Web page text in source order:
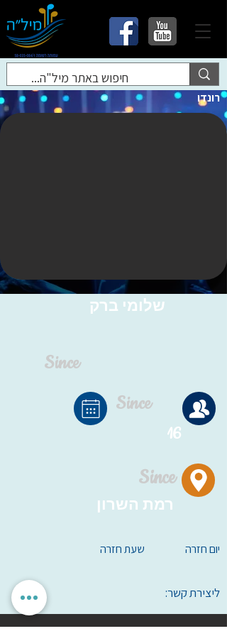
רונדו
שלומי ברק
Since
Since
16
Since
רמת השרון
שעת חזרה יום חזרה
ליצירת קשר: